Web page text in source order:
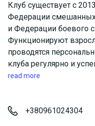
Клуб существует с
Федерации
и Федерации боевого
Функционируют
проводятся
клуба регулярно и
соревнованиях по
read more
+380961024304